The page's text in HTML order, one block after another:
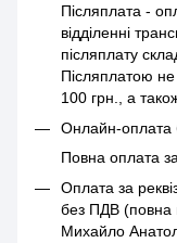
Післяплата -
відділенні
післяплату
Післяплатою не
100 грн., а
Онлайн-оплата
Повна оплата
Оплата за
без ПДВ
Михайло